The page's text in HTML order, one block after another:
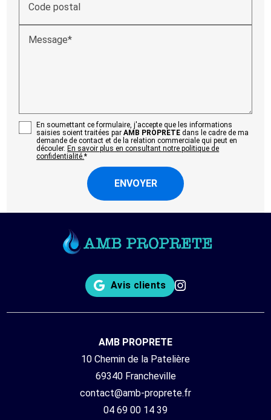
Code postal
Message*
En soumettant ce formulaire, j'accepte que les informations
saisies soient traitées parAMB PROPRETE dans le cadre de ma
demande de contact et de la relation commerciale qui peut en
découler.En savoir plus en consultant notre politique de
confidentialité.*
Avis clients
AMB PROPRETE
10 Chemin de la Patelière
69340 Francheville
contact@amb-proprete.fr
04 69 00 14 39